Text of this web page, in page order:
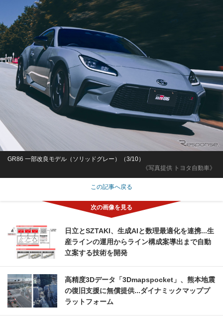
《写真提供 トヨタ自動車》
GR86 一部改良モデル（ソリッドグレー）（3/10）
この記事へ戻る
日立とSZTAKI、生成AIと数理最適化を連携...生
産ラインの運用からライン構成案導出まで自動
立案する技術を開発
高精度3Dデータ「3Dmapspocket」、熊本地震
の復旧支援に無償提供...ダイナミックマッププ
ラットフォーム